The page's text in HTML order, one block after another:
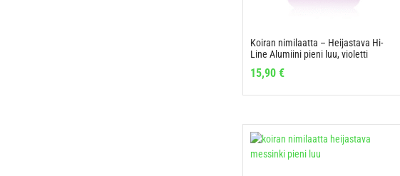
Koiran nimilaatta – Heijastava Hi-
Line Alumiini pieni luu, violetti
15,90 €